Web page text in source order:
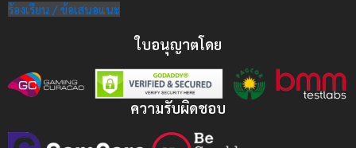
ร้องเรียน / ข้อเสนอแนะ
ใบอนุญาตโดย
ความรับผิดชอบ